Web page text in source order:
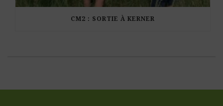
CM2 : SORTIE À KERNER